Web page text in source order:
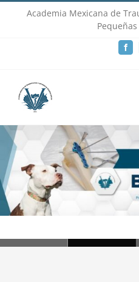
Academia Mexicana de